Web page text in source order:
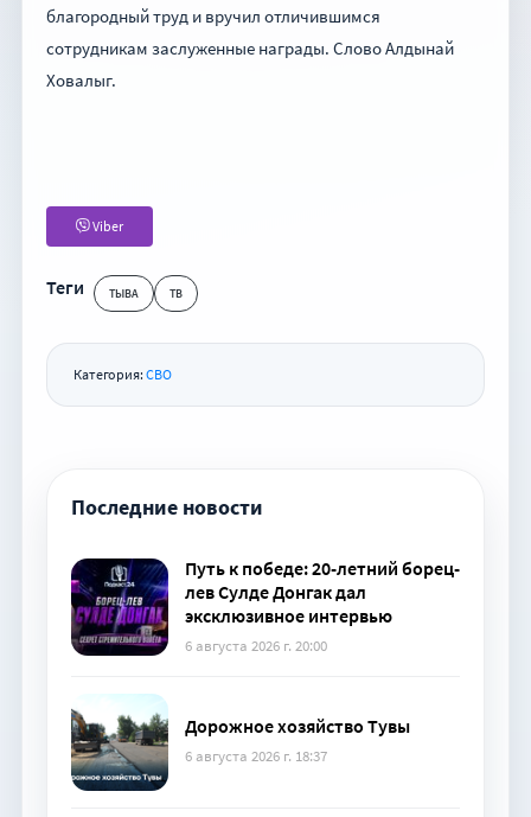
благородный труд и вручил отличившимся
сотрудникам заслуженные награды. Слово Алдынай
Ховалыг.
Viber
Теги ТЫВА ТВ
Категория: СВО
Последние новости
Путь к победе: 20-летний борец-
лев Сулде Донгак дал
эксклюзивное интервью
6 августа 2026 г. 20:00
Дорожное хозяйство Тувы
6 августа 2026 г. 18:37